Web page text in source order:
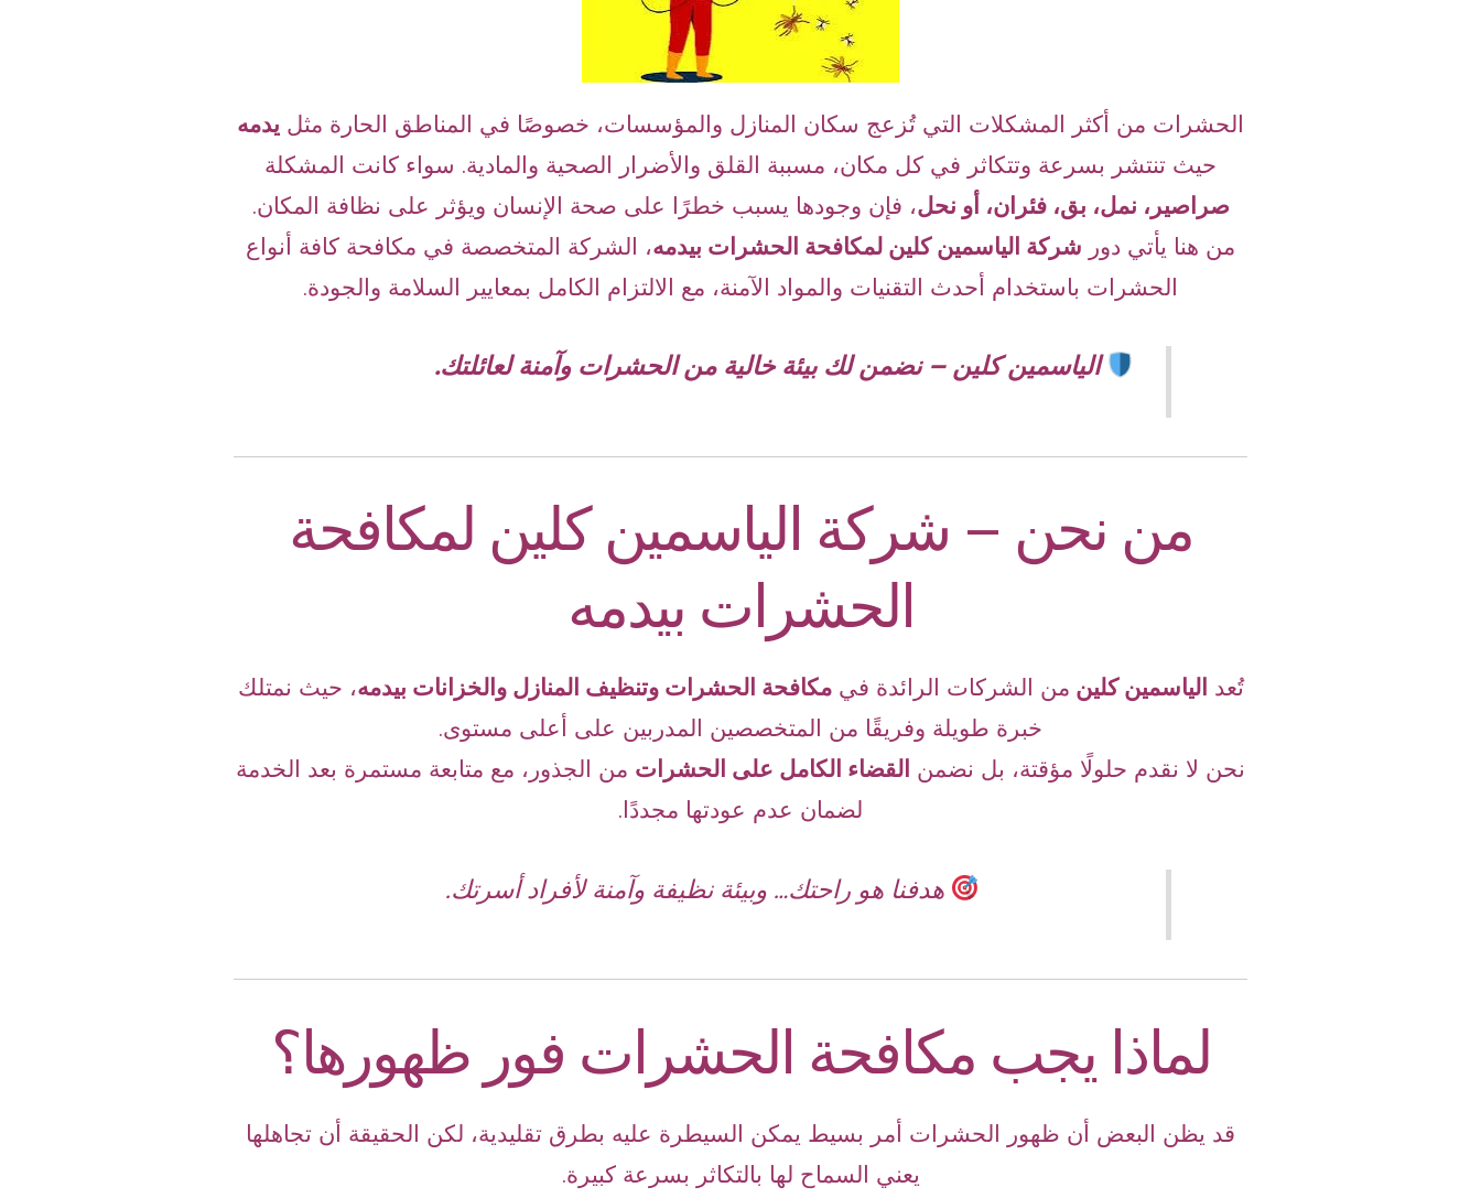
الحشرات من أكثر المشكلات التي تُزعج سكان المنازل والمؤسسات، خصوصًا في المناطق الحارة مثل يدمه
حيث تنتشر بسرعة وتتكاثر في كل مكان، مسببة القلق والأضرار الصحية والمادية. سواء كانت المشكلة
صراصير، نمل، بق، فئران، أو نحل، فإن وجودها يسبب خطرًا على صحة الإنسان ويؤثر على نظافة المكان.
من هنا يأتي دور شركة الياسمين كلين لمكافحة الحشرات بيدمه، الشركة المتخصصة في مكافحة كافة أنواع
الحشرات باستخدام أحدث التقنيات والمواد الآمنة، مع الالتزام الكامل بمعايير السلامة والجودة.
الياسمين كلين – نضمن لك بيئة خالية من الحشرات وآمنة لعائلتك.
من نحن – شركة الياسمين كلين لمكافحة
الحشرات بيدمه
تُعد الياسمين كلين من الشركات الرائدة فيمكافحة الحشرات وتنظيف المنازل والخزانات بيدمه، حيث نمتلك
خبرة طويلة وفريقًا من المتخصصين المدربين على أعلى مستوى.
نحن لا نقدم حلولًا مؤقتة، بل نضمن القضاء الكامل على الحشرات من الجذور، مع متابعة مستمرة بعد الخدمة
لضمان عدم عودتها مجددًا.
هدفنا هو راحتك… وبيئة نظيفة وآمنة لأفراد أسرتك.
لماذا يجب مكافحة الحشرات فور ظهورها؟
قد يظن البعض أن ظهور الحشرات أمر بسيط يمكن السيطرة عليه بطرق تقليدية، لكن الحقيقة أن تجاهلها
يعني السماح لها بالتكاثر بسرعة كبيرة.